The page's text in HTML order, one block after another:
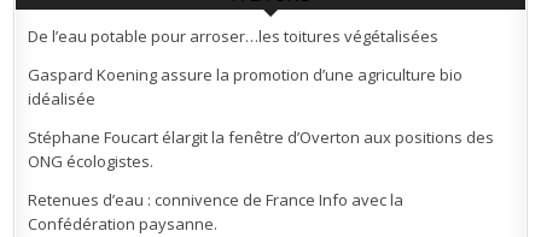
De l’eau potable pour arroser…les toitures végétalisées
Gaspard Koening assure la promotion d’une agriculture bio
idéalisée
Stéphane Foucart élargit la fenêtre d’Overton aux positions des
ONG écologistes.
Retenues d’eau : connivence de France Info avec la
Confédération paysanne.